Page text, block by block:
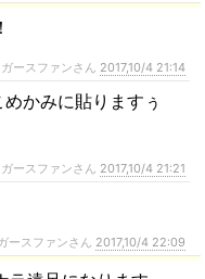
ースファンさん 2017,10/4 21:14
かみに貼りますぅ
ースファンさん 2017,10/4 21:21
ースファンさん 2017,10/4 22:09